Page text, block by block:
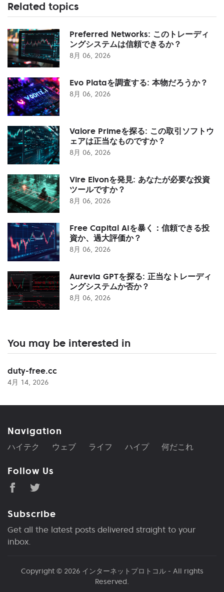
Related topics
Preferred Networks: このトレーディ
ングシステムは信頼できるか？
8月 06, 2026
Evo Plataを調査する: 本物だろうか？
8月 06, 2026
Valore Primeを探る: この取引ソフトウ
ェアは正当なものですか？
8月 06, 2026
Vire Elvonを発見: あなたが必要な投資
ツールですか？
8月 06, 2026
Free Capital AIを暴く：信頼できる投
資か、過大評価か？
8月 06, 2026
Aurevia GPTを探る: 正当なトレーディ
ングシステムか否か？
8月 06, 2026
You may be interested in
duty-free.cc
4月 14, 2026
Navigation
ハイテク ウェブ ライフ ハイプ 何だこれ
Follow Us
Subscribe
Get all the latest posts delivered straight to your
inbox.
Copyright © 2026 インターネットプロトコル- All rights
Reserved.